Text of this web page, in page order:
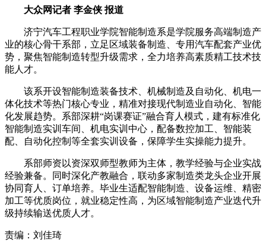
大众网记者 李金侠 报道
济宁汽车工程职业学院智能制造系是学院服务高端制造产
业的核心骨干系部，立足区域装备制造、专用汽车配套产业优
势，聚焦智能制造转型升级需求，全力培养高素质精工技术技
能人才。
该系开设智能制造装备技术、机械制造及自动化、机电一
体化技术等热门核心专业，精准对接现代制造业自动化、智能
化发展趋势。系部深耕“岗课赛证”融合育人模式，建有标准化
智能制造实训车间、机电实训中心，配备数控加工、智能装
配、自动化控制等全套实训设备，保障学生实操能力提升。
系部师资以资深双师型教师为主体，教学经验与企业实战
经验兼备。同时深化产教融合，联动多家制造类龙头企业开展
协同育人、订单培养。毕业生适配智能制造、设备运维、精密
加工等优质岗位，就业稳定性高，为区域智能制造产业迭代升
级持续输送优质人才。
责编：刘佳琦